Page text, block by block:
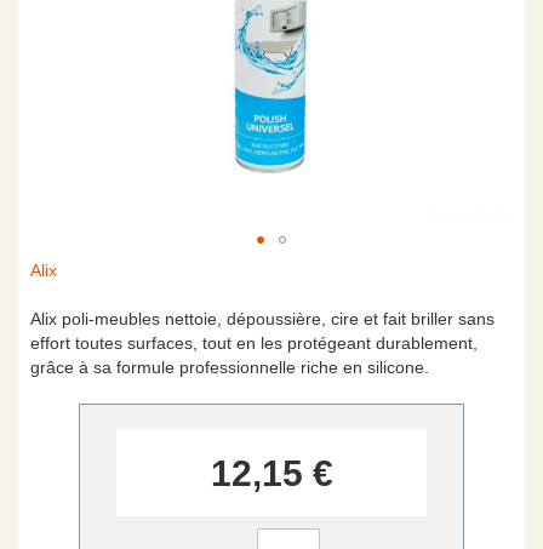
Alix
Alix poli-meubles nettoie, dépoussière, cire et fait briller sans
effort toutes surfaces, tout en les protégeant durablement,
grâce à sa formule professionnelle riche en silicone.
12,15 €
Skip
the
beginning
of